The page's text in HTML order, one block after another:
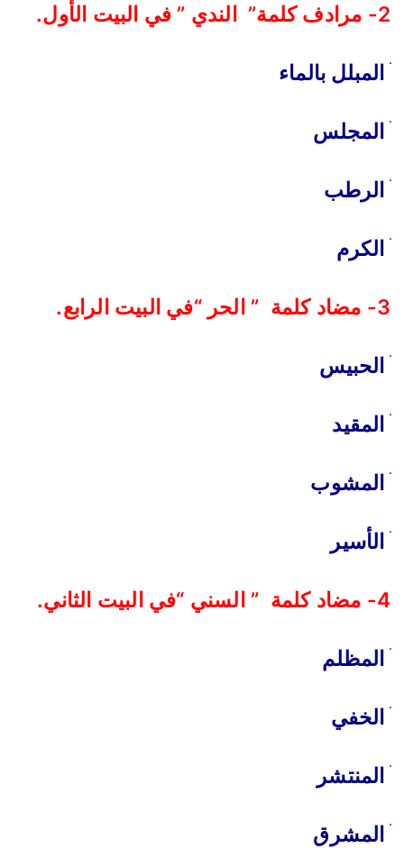
2- مرادف كلمة” الندي ” في البيت الأول.
ׄ المبلل بالماء
ׄ المجلس
ׄ الرطب
ׄ الكرم
3- مضاد كلمة ” الحر “في البيت الرابع.
ׄ الحبيس
ׄ المقيد
ׄ المشوب
ׄ الأسير
4- مضاد كلمة ” السني “في البيت الثاني.
ׄ المظلم
ׄ الخفي
ׄ المنتشر
ׄ المشرق